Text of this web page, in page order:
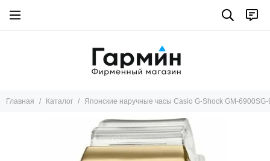
Главная Каталог Японские наручные часы Casio G-Shock GM-6900SG-